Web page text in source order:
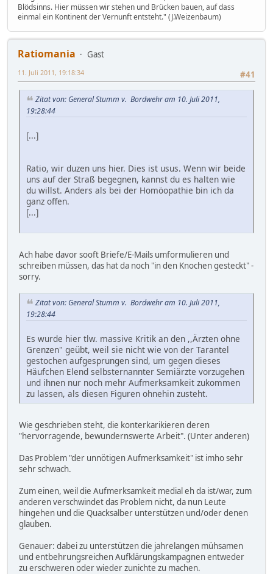
Blödsinns. Hier müssen wir stehen und Brücken bauen, auf dass
einmal ein Kontinent der Vernunft entsteht." (J.Weizenbaum)
Ratiomania
Gast
#41
11. Juli 2011, 19:18:34
Zitat von: General Stumm v. Bordwehr am 10. Juli 2011,
19:28:44
[...]
Ratio, wir duzen uns hier. Dies ist usus. Wenn wir beide
uns auf der Straß begegnen, kannst du es halten wie
du willst. Anders als bei der Homöopathie bin ich da
ganz offen.
[...]
Ach habe davor sooft Briefe/E-Mails umformulieren und
schreiben müssen, das hat da noch "in den Knochen gesteckt" -
sorry.
Zitat von: General Stumm v. Bordwehr am 10. Juli 2011,
19:28:44
Es wurde hier tlw. massive Kritik an den ,,Ärzten ohne
Grenzen" geübt, weil sie nicht wie von der Tarantel
gestochen aufgesprungen sind, um gegen dieses
Häufchen Elend selbsternannter Semiärzte vorzugehen
und ihnen nur noch mehr Aufmerksamkeit zukommen
zu lassen, als diesen Figuren ohnehin zusteht.
Wie geschrieben steht, die konterkarikieren deren
"hervorragende, bewundernswerte Arbeit". (Unter anderen)
Das Problem "der unnötigen Aufmerksamkeit" ist imho sehr
sehr schwach.
Zum einen, weil die Aufmerksamkeit medial eh da ist/war, zum
anderen verschwindet das Problem nicht, da nun Leute
hingehen und die Quacksalber unterstützen und/oder denen
glauben.
Genauer: dabei zu unterstützen die jahrelangen mühsamen
und entbehrungsreichen Aufklärungskampagnen entweder
zu erschweren oder wieder zunichte zu machen.